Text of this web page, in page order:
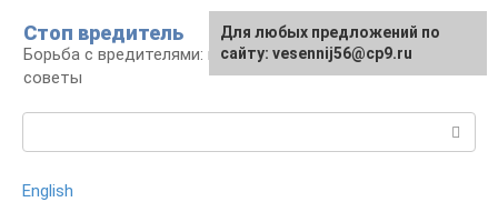
контенту
Стоп вредитель
Борьба с вредителями: правила, средства,
советы
English
Для любых предложений по
сайту: vesennij56@cp9.ru